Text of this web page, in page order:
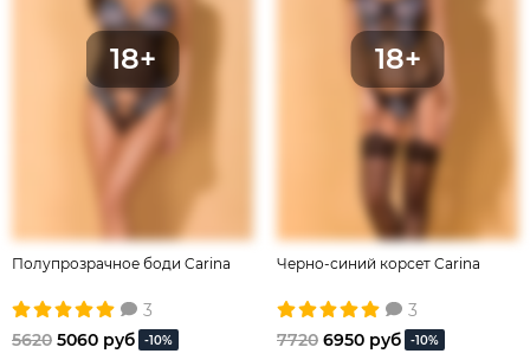
Полупрозрачное боди Carina
3
5620 5060 руб -10%
Черно-синий корсет Carina
3
7720 6950 руб -10%